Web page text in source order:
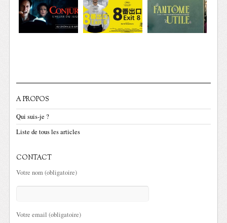
A PROPOS
Qui suis-je ?
Liste de tous les articles
CONTACT
Votre nom (obligatoire)
Votre email (obligatoire)